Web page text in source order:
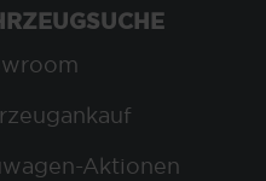
Aktionen